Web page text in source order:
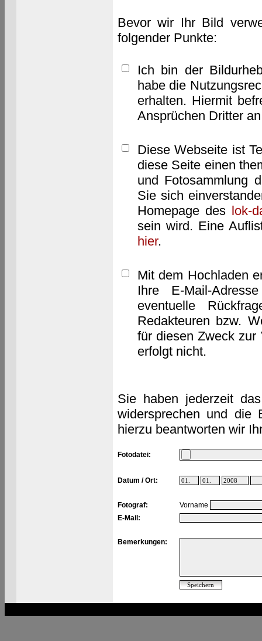
Bevor wir Ihr Bild
folgender Punkte:
Ich bin der
habe die
erhalten. Hiermit
Ansprüchen Dritter
Diese Webseite ist
diese Seite einen
und Fotosammlung
Sie sich
Homepage des lok-
sein wird. Eine
hier.
Mit dem Hochladen
Ihre E-Mail-
eventuelle
Redakteuren bzw.
für diesen Zweck zur
erfolgt nicht.
Sie haben jederzeit
widersprechen und die
hierzu beantworten wir
Fotodatei:
Datum / Ort:
Fotograf:
Vorname
E-Mail:
Bemerkungen: